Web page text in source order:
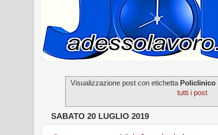
Visualizzazione post con etichetta Policlinico
tutti i post
SABATO 20 LUGLIO 2019